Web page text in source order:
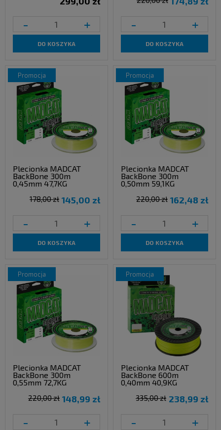
- +
DO KOSZYKA
- +
DO KOSZYKA
Plecionka MADCAT
BackBone 300m
0,45mm 47,7KG
145,00 zł
178,00 zł
- +
DO KOSZYKA
promocja
Plecionka MADCAT
BackBone 300m
0,50mm 59,1KG
162,48 zł
220,00 zł
- +
DO KOSZYKA
promocja
Plecionka MADCAT
BackBone 300m
0,55mm 72,7KG
148,99 zł
220,00 zł
- +
promocja
Plecionka MADCAT
BackBone 600m
0,40mm 40,9KG
238,99 zł
335,00 zł
- +
promocja